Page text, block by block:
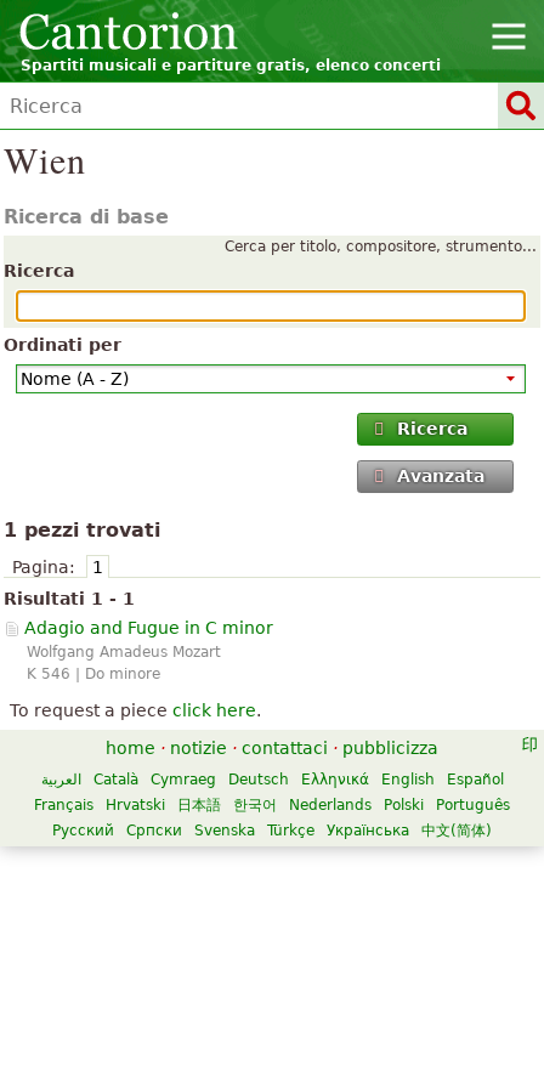
Spartiti musicali e partiture gratis, elenco concerti
Wien
Ricerca di base
Cerca per titolo, compositore, strumento...
Ricerca
Ordinati per
Ricerca
Avanzata
1 pezzi trovati
Pagina:
1
Risultati 1 - 1
Adagio and Fugue in C minor
Wolfgang Amadeus Mozart
K 546 | Do minore
To request a piece click here.
home · notizie · contattaci · pubblicizza
العربية Català Cymraeg Deutsch Ελληνικά English
Español
Français
Hrvatski 日本語 한국어 Nederlands Polski
Português
Русский
Српски Svenska Türkçe Українська 中文(简体)